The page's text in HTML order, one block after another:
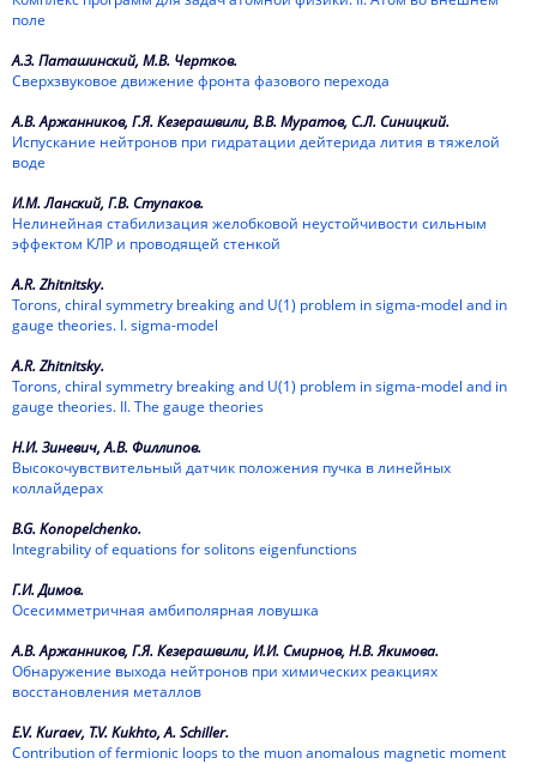
поле
А.З. Паташинский, М.В. Чертков.
Сверхзвуковое движение фронта фазового перехода
А.В. Аржанников, Г.Я. Кезерашвили, В.В. Муратов, С.Л. Синицкий.
Испускание нейтронов при гидратации дейтерида лития в тяжелой
воде
И.М. Ланский, Г.В. Ступаков.
Нелинейная стабилизация желобковой неустойчивости сильным
эффектом КЛР и проводящей стенкой
A.R. Zhitnitsky.
Torons, chiral symmetry breaking and U(1) problem in sigma-model and in
gauge theories. I. sigma-model
A.R. Zhitnitsky.
Torons, chiral symmetry breaking and U(1) problem in sigma-model and in
gauge theories. II. The gauge theories
Н.И. Зиневич, А.В. Филлипов.
Высокочувствительный датчик положения пучка в линейных
коллайдерах
B.G. Konopelchenko.
Integrability of equations for solitons eigenfunctions
Г.И. Димов.
Осесимметричная амбиполярная ловушка
А.В. Аржанников, Г.Я. Кезерашвили, И.И. Смирнов, Н.В. Якимова.
Обнаружение выхода нейтронов при химических реакциях
восстановления металлов
E.V. Kuraev, T.V. Kukhto, A. Schiller.
Contribution of fermionic loops to the muon anomalous magnetic moment